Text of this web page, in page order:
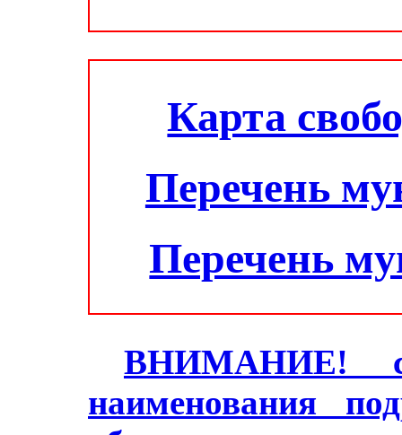
Карта
Перечень
Перечень
ВНИМАНИЕ! с
наименования